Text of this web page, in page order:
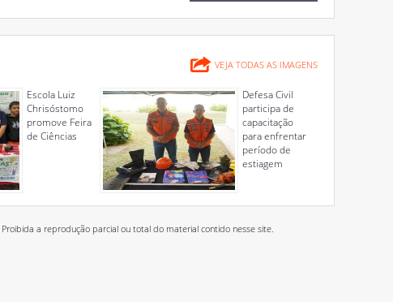
VEJA TODAS AS IMAGENS
Escola Luiz
Chrisóstomo
promove Feira
de Ciências
Defesa Civil
participa de
capacitação
para enfrentar
período de
estiagem
a reprodução parcial ou total do material contido nesse site.